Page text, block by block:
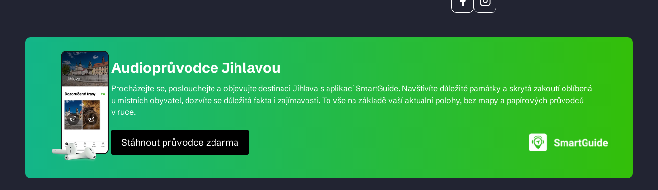
Audioprůvodce Jihlavou
Procházejte se, poslouchejte a objevujte destinaci Jihlava s aplikací SmartGuide. Navštívíte důležité památky a skrytá zákoutí oblíbená
u místních obyvatel, dozvíte se důležitá fakta i zajímavosti. To vše na základě vaší aktuální polohy, bez mapy a papírových průvodců
v ruce.
Stáhnout průvodce zdarma